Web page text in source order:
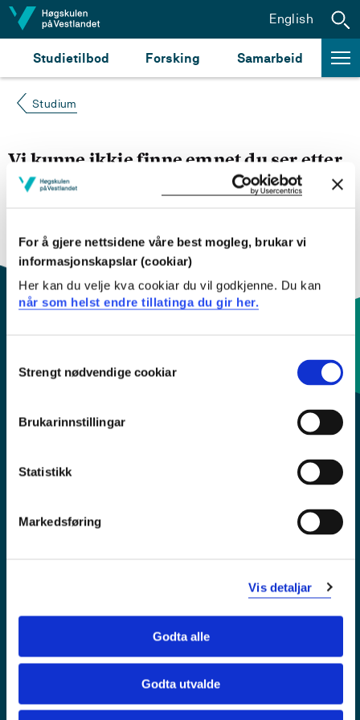
For å gjere nettsidene våre best mogleg, brukar vi
informasjonskapslar (cookiar)
Her kan du velje kva cookiar du vil godkjenne. Du kan
når som helst endre tillatinga du gir her.
Selection
Strengt nødvendige cookiar
Brukarinnstillingar
Statistikk
Markedsføring
Vis detaljar
Godta alle
Godta utvalde
Hopp til innhald
Studietilbod Forsking Samarbeid
English
Studium
Vi kunne ikkje finne emnet du ser etter
søke opp emnet du ser etter i
engelsk emneplan ved å klikke på «English».